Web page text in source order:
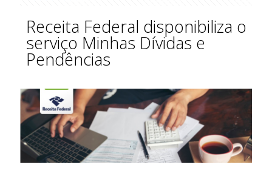
Receita Federal disponibiliza o
serviço Minhas Dívidas e
Pendências